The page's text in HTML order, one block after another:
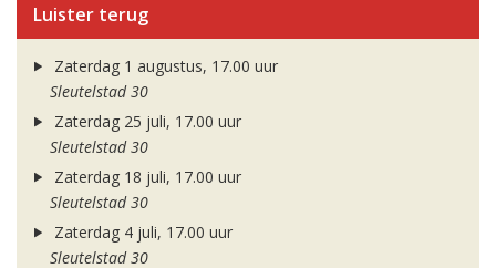
Luister terug
Zaterdag 1 augustus, 17.00 uur
Sleutelstad 30
Zaterdag 25 juli, 17.00 uur
Sleutelstad 30
Zaterdag 18 juli, 17.00 uur
Sleutelstad 30
Zaterdag 4 juli, 17.00 uur
Sleutelstad 30